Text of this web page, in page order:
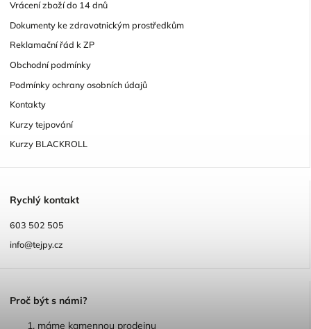
Vrácení zboží do 14 dnů
Dokumenty ke zdravotnickým prostředkům
Reklamační řád k ZP
Obchodní podmínky
Podmínky ochrany osobních údajů
Kontakty
Kurzy tejpování
Kurzy BLACKROLL
Rychlý kontakt
603 502 505
info@tejpy.cz
Proč být s námi?
máme kamennou prodejnu